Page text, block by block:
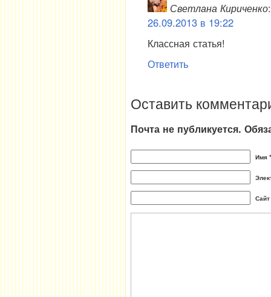
Светлана Кириченко:
26.09.2013 в 19:22
Классная статья!
Ответить
Оставить
Почта не публикуется.
Имя *
Сайт